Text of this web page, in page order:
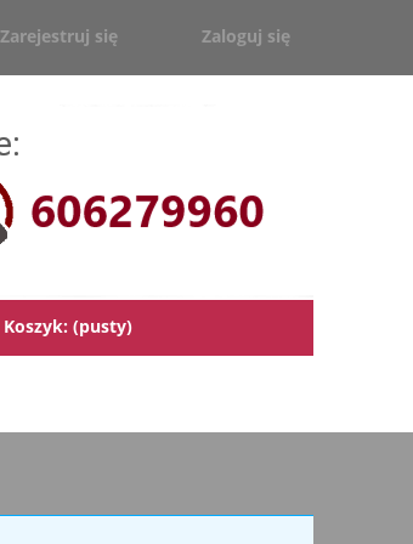
Zarejestruj się Zaloguj się
Koszyk: (pusty)